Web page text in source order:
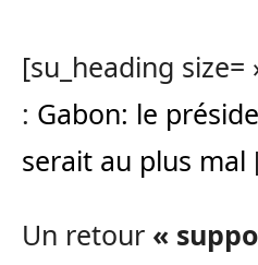
[su_heading size=
: Gabon: le
serait au plus mal
Un retour «